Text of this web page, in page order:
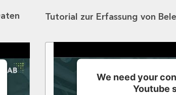
Tutorial zur Erfassung von
We need your
Youtube